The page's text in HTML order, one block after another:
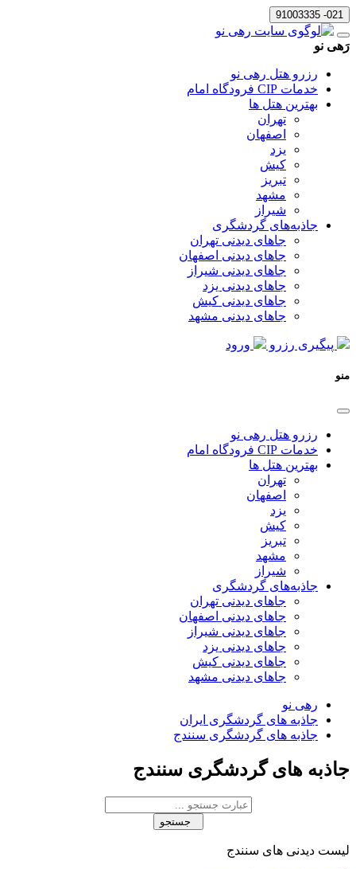
021- 91003335
رَهی نو
رزرو هتل رهی نو
خدمات CIP فرودگاه امام
بهترین هتل ها
تهران
اصفهان
یزد
کیش
تبریز
مشهد
شیراز
جاذبه‌های گردشگری
جاهای دیدنی تهران
جاهای دیدنی اصفهان
جاهای دیدنی شیراز
جاهای دیدنی یزد
جاهای دیدنی کیش
جاهای دیدنی مشهد
پیگیری رزرو ورود
منو
رزرو هتل رهی نو
خدمات CIP فرودگاه امام
بهترین هتل ها
تهران
اصفهان
یزد
کیش
تبریز
مشهد
شیراز
جاذبه‌های گردشگری
جاهای دیدنی تهران
جاهای دیدنی اصفهان
جاهای دیدنی شیراز
جاهای دیدنی یزد
جاهای دیدنی کیش
جاهای دیدنی مشهد
رهی نو
جاذبه های گردشگری ایران
جاذبه های گردشگری سنندج
جاذبه های گردشگری سنندج
جستجو
لیست دیدنی های سنندج